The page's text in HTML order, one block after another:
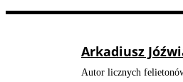
Arkadiusz
Autor licznych